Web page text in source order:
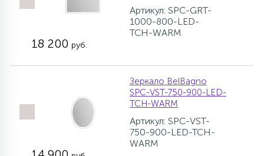
Артикул: SPC-GRT-
1000-800-LED-
TCH-WARM
18 200 руб.
Зеркало BelBagno
SPC-VST-750-900-LED-
TCH-WARM
Артикул: SPC-VST-
750-900-LED-TCH-
WARM